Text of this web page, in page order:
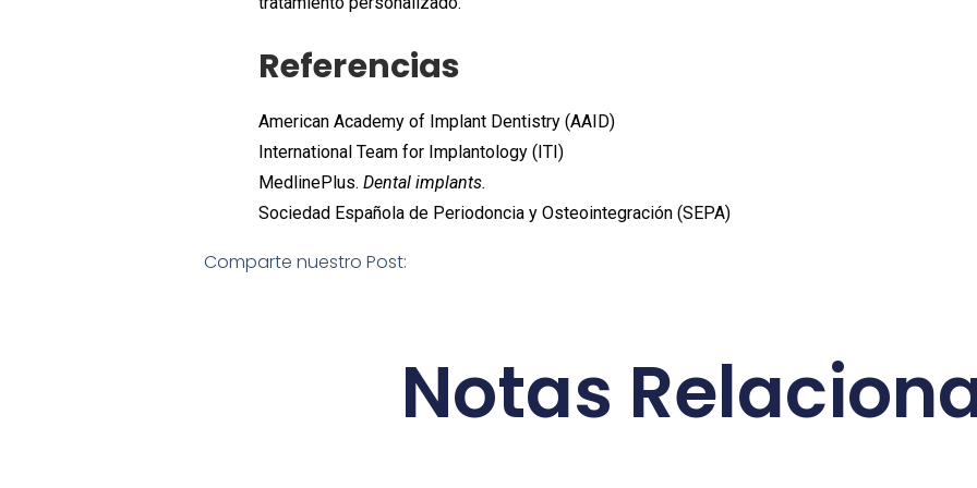
Referencias
American Academy of Implant Dentistry (AAID)
International Team for Implantology (ITI)
MedlinePlus. Dental implants.
Sociedad Española de Periodoncia y Osteointegración (SEPA)
Comparte nuestro Post:
Notas